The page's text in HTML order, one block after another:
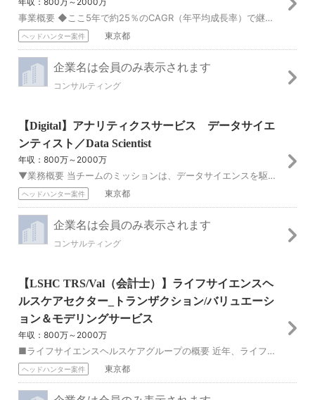
事業概要 ◆ここ5年で約25％のCAGR（年平均成長率）で継続的に成長しており、事業再生アドバイザリー国内トップクラスの規模と実績 ◆業績不振のクライアントに...
ヘッドハンター案件 東京都
企業名は会員のみ表示されます
コンサルティング
【Digital】アナリティクスサービス データサイエ
ンティスト／Data Scientist
年収：800万～2000万
▼業務概要 当チームのミッションは、データサイエンスを駆使してプロフェッショナルサービスの価値を向上させることです。 様々な業界出身の多様なデータサイエンティ...
ヘッドハンター案件 東京都
企業名は会員のみ表示されます
コンサルティング
【LSHC TRS/Val（会計士）】ライフサイエンスヘ
ルスケアセクター_トランザクション/バリュエーシ
ョン＆モデリングサービス
年収：800万～2000万
■ライフサイエンスヘルスケアグループの概要 近年、ライフサイエンス・ヘルスケア業界は既存の医療中心の市場から予防・未病など医療の周辺市場へと拡大しており、既存...
ヘッドハンター案件 東京都